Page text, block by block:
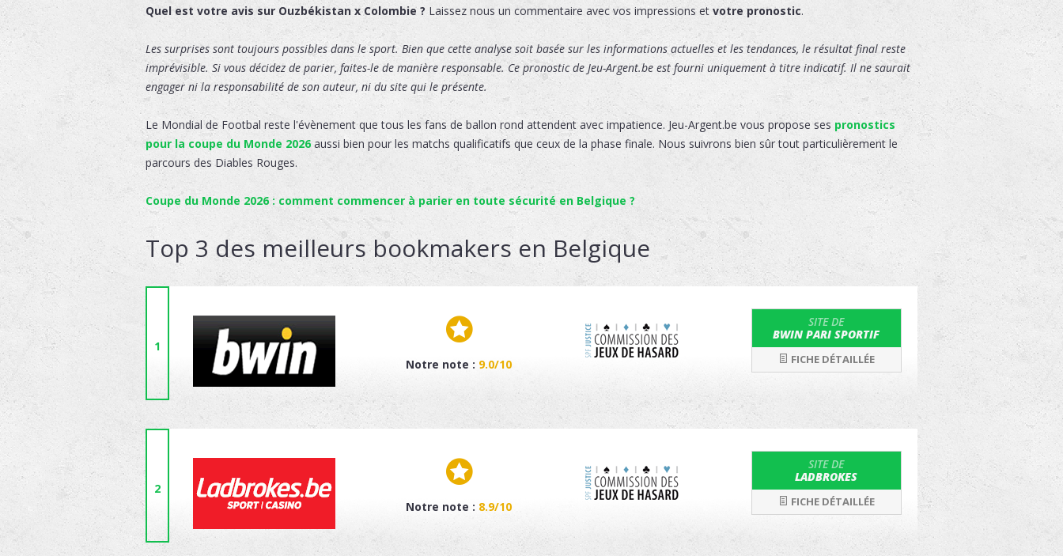
Quel est votre avis sur Ouzbékistan x Colombie ? Laissez nous un commentaire avec vos impressions et votre pronostic.
Les surprises sont toujours possibles dans le sport. Bien que cette analyse soit basée sur les informations actuelles et les tendances, le résultat final reste
imprévisible. Si vous décidez de parier, faites-le de manière responsable. Ce pronostic de Jeu-Argent.be est fourni uniquement à titre indicatif. Il ne saurait
engager ni la responsabilité de son auteur, ni du site qui le présente.
Le Mondial de Footbal reste l'évènement que tous les fans de ballon rond attendent avec impatience. Jeu-Argent.be vous propose ses pronostics
pour la coupe du Monde 2026aussi bien pour les matchs qualificatifs que ceux de la phase finale. Nous suivrons bien sûr tout particulièrement le
parcours des Diables Rouges.
Coupe du Monde 2026 : comment commencer à parier en toute sécurité en Belgique ?
Top 3 des meilleurs bookmakers en Belgique
1
Notre note : 9.0/10
SITE DE
BWIN PARI SPORTIF
FICHE DÉTAILLÉE
2
Notre note : 8.9/10
SITE DE
LADBROKES
FICHE DÉTAILLÉE